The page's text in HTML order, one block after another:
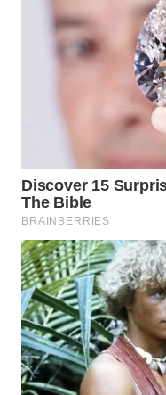
TANI
WAHANA
ADVOKAT
WAHANA
INFRASTRUKTUR
WAHANA
KONSUMEN